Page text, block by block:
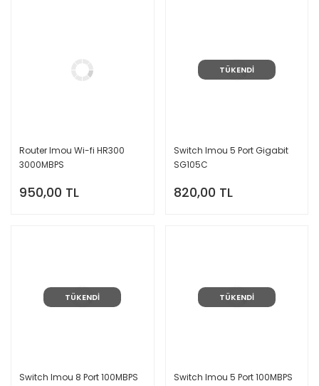
Router Imou Wi-fi HR300
3000MBPS
950,00 TL
TÜKENDİ
Switch Imou 5 Port Gigabit
SG105C
820,00 TL
TÜKENDİ
Switch Imou 8 Port 100MBPS
TÜKENDİ
Switch Imou 5 Port 100MBPS